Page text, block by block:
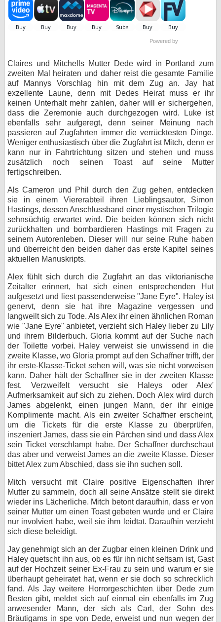
Powered by
Claires und Mitchells Mutter Dede wird in Portland zum
zweiten Mal heiraten und daher reist die gesamte Familie
auf Mannys Vorschlag hin mit dem Zug an. Jay hat
exzellente Laune, denn mit Dedes Heirat muss er ihr
keinen Unterhalt mehr zahlen, daher will er sichergehen,
dass die Zeremonie auch durchgezogen wird. Luke ist
ebenfalls sehr aufgeregt, denn seiner Meinung nach
passieren auf Zugfahrten immer die verrücktesten Dinge.
Weniger enthusiastisch über die Zugfahrt ist Mitch, denn er
kann nur in Fahrtrichtung sitzen und stehen und muss
zusätzlich noch seinen Toast auf seine Mutter
fertigschreiben.
Als Cameron und Phil durch den Zug gehen, entdecken
sie in einem Viererabteil ihren Lieblingsautor, Simon
Hastings, dessen Anschlussband einer mystischen Trilogie
sehnsüchtig erwartet wird. Die beiden können sich nicht
zurückhalten und bombardieren Hastings mit Fragen zu
seinem Autorenleben. Dieser will nur seine Ruhe haben
und überreicht den beiden daher das erste Kapitel seines
aktuellen Manuskripts.
Alex fühlt sich durch die Zugfahrt an das viktorianische
Zeitalter erinnert, hat sich einen entsprechenden Hut
aufgesetzt und liest passenderweise "Jane Eyre". Haley ist
genervt, denn sie hat ihre Magazine vergessen und
langweilt sich zu Tode. Als Alex ihr einen ähnlichen Roman
wie "Jane Eyre" anbietet, verzieht sich Haley lieber zu Lily
und ihrem Bilderbuch. Gloria kommt auf der Suche nach
der Toilette vorbei. Haley verweist sie unwissend in die
zweite Klasse, wo Gloria prompt auf den Schaffner trifft, der
ihr erste-Klasse-Ticket sehen will, was sie nicht vorweisen
kann. Daher hält der Schaffner sie in der zweiten Klasse
fest. Verzweifelt versucht sie Haleys oder Alex'
Aufmerksamkeit auf sich zu ziehen. Doch Alex wird durch
James abgelenkt, einen jungen Mann, der ihr einige
Komplimente macht. Als ein zweiter Schaffner erscheint,
um die Tickets für die erste Klasse zu überprüfen,
inszeniert James, dass sie ein Pärchen sind und dass Alex
sein Ticket verschlampt habe. Der Schaffner durchschaut
das aber und verweist James an die zweite Klasse. Dieser
bittet Alex zum Abschied, dass sie ihn suchen soll.
Mitch versucht mit Claire positive Eigenschaften ihrer
Mutter zu sammeln, doch all seine Ansätze stellt sie direkt
wieder ins Lächerliche. Mitch betont daraufhin, dass er von
seiner Mutter um einen Toast gebeten wurde und er Claire
nur involviert habe, weil sie ihm leidtat. Daraufhin verzieht
sich diese beleidigt.
Jay genehmigt sich an der Zugbar einen kleinen Drink und
Haley quetscht ihn aus, ob es für ihn nicht seltsam ist, Gast
auf der Hochzeit seiner Ex-Frau zu sein und warum er sie
überhaupt geheiratet hat, wenn er sie doch so schrecklich
fand. Als Jay weitere Horrorgeschichten über Dede zum
Besten gibt, meldet sich auf einmal ein ebenfalls im Zug
anwesender Mann, der sich als Carl, der Sohn des
Bräutigams in spe von Dede, erweist und nun wegen der
Nutzungsbedingungen
Cookie-Einstellungen
Impressum
Desktop-Ansicht
myFanbase